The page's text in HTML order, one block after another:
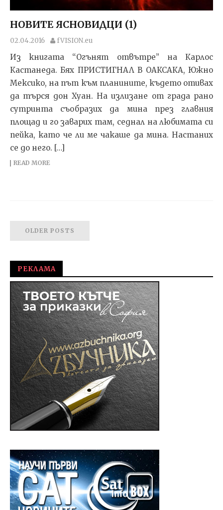
НОВИТЕ ЯСНОВИДЦИ (1)
02.04.2016 fVISION.eu
Из книгата “Огънят отвътре” на Карлос
Кастанеда. Бях ПРИСТИГНАЛ В ОАКСАКА, Южно
Мексико, на път към планините, където отивах
да търся дон Хуан. На излизане от града рано
сутринта съобразих да мина през главния
площад и го заварих там, седнал на любимата си
пейка, като че ли ме чакаше да мина. Настаних
се до него. […]
READ MORE
OLDER POSTS
РЕКЛАМА